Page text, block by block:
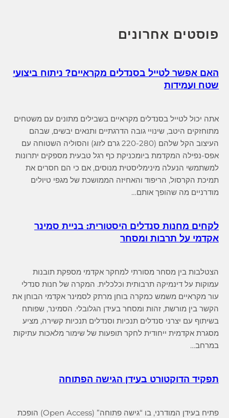
h
פוסטים אחרונים
האם אפשר לטייל בסנדלים מקראיים? ניתוח ביצועי
שטח ועמידות
אתה יכול לטייל בסנדלים מקראיים בשבילים מתונים עם משטחים
מתוחזקים היטב, שינויי גובה הדרגתיים ותנאים יבשים, שבהם
העיצוב הקל שלהם (220-280 גרם לזוג) והסוליה השטוחה עם
אפס-נפילה המקדמת ביומכניקת כף רגל טבעית מספקים יתרונות
למשתמשי הנעלה מינימליסטית מנוסים, אם כי הם חסרים את
תמיכת הקרסול, הריפוד והאחיזה הממושכת של מגפי טיולים
מודרניים מה שהופך אותם…
לקחים מחנות סנדלים היסטורית: בניית סמינר
אקדמי על תרבות ומסחר
הצטלבות בין מסחר מסורתי למחקר אקדמי מספקת תובנות
עמוקות על דינמיקה תרבותית וכלכלית. המקרה של חנות סנדלי
עור מקראיים משמש כמקרה בוחן מרתק לסמינר אקדמי הבוחן את
הקשר בין מורשת, זהות ומסחר בעידן הגלובלי. הסמינר, שפותח
בשיתוף עם יצרני סנדלים תנכיות וסנדלים תנכיות קשירה, מציע
מסגרת אקדמית ייחודית לחקר תופעות של שימור מלאכות עתיקות
במרחב…
תפקיד הדוקטורט בעידן הגישה הפתוחה
פתיח בעידן המודרני, בו “גישה פתוחה” (Open Access) הופכת